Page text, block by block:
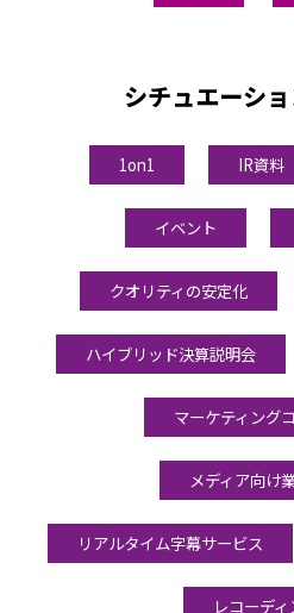
シチュエーシ
1on1 IR資料
イベント
クオリティの安定化
ハイブリッド決算説明会
マーケティング
メディア向け
リアルタイム字幕サービス
レコーデ